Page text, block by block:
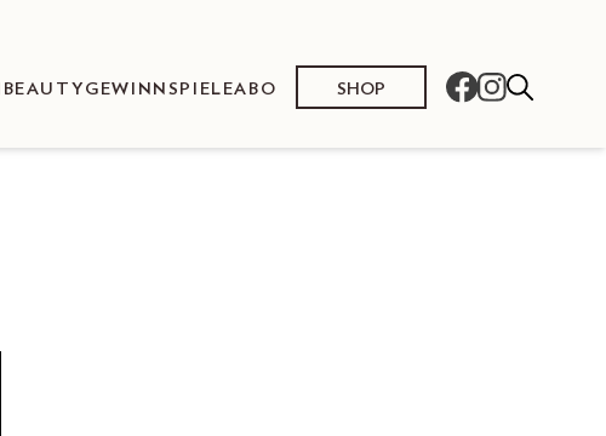
BEAUTY GEWINNSPIELEABO SHOP